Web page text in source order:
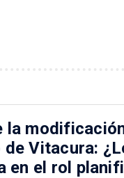
Vitacura:
en el rol